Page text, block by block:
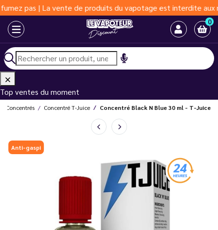
pas | La vente de produits du vapotage est interdite aux
0
Top ventes du moment
Concentrés Concentré T-Juice Concentré Black N Blue 30 ml - T-Juice
Anti-gaspi